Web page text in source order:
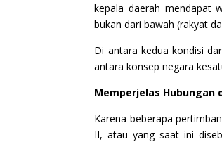
kepala daerah mendapat
bukan dari bawah (rakyat
Di antara kedua kondisi
antara konsep negara
Memperjelas Hubungan
Karena beberapa
II, atau yang saat ini